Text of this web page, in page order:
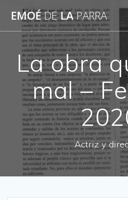
EMOÉDELAPARRA
La obra
mal –
Actriz y